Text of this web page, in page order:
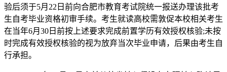
验后须于5月22日前向合肥市教育考试院统一报送办理该批考
生自考毕业资格初审手续。考生就读高校需敦促本校相关考生
在当年6月30日前按上述要求完成前置学历有效授权核验;未按
时完成有效授权核验的视为放弃当次毕业申请，后果由考生自
行承担。